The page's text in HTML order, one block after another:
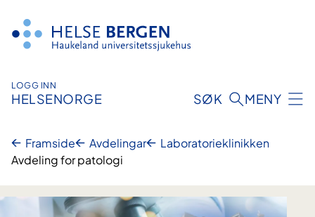
innhald
LOGG INN
HELSENORGE SØK MENY
Framside Avdelingar
Laboratorie­klinikken
Avdeling for patologi